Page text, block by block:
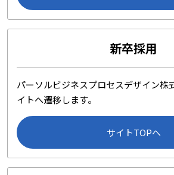
新卒採用
パーソルビジネスプロセスデザイン株
イトへ遷移します。
サイトTOPへ